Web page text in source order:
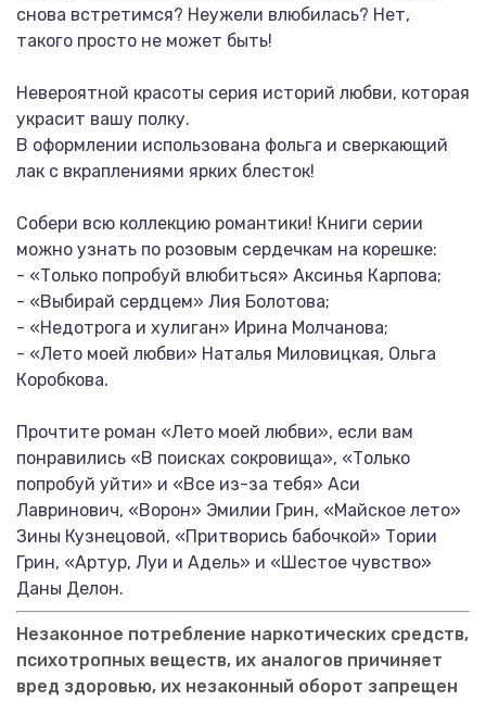
снова встретимся? Неужели влюбилась? Нет,
такого просто не может быть!
Невероятной красоты серия историй любви, которая
украсит вашу полку.
В оформлении использована фольга и сверкающий
лак с вкраплениями ярких блесток!
Собери всю коллекцию романтики! Книги серии
можно узнать по розовым сердечкам на корешке:
- «Только попробуй влюбиться» Аксинья Карпова;
- «Выбирай сердцем» Лия Болотова;
- «Недотрога и хулиган» Ирина Молчанова;
- «Лето моей любви» Наталья Миловицкая, Ольга
Коробкова.
Прочтите роман «Лето моей любви», если вам
понравились «В поисках сокровища», «Только
попробуй уйти» и «Все из-за тебя» Аси
Лавринович, «Ворон» Эмилии Грин, «Майское лето»
Зины Кузнецовой, «Притворись бабочкой» Тории
Грин, «Артур, Луи и Адель» и «Шестое чувство»
Даны Делон.
Незаконное потребление наркотических средств,
психотропных веществ, их аналогов причиняет
вред здоровью, их незаконный оборот запрещен